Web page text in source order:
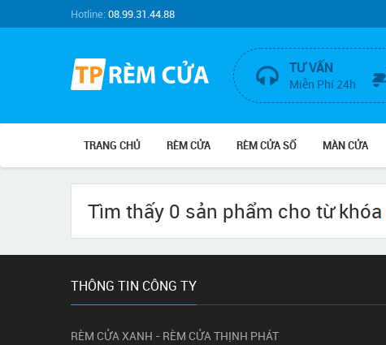
Hotline:08.99.31.44.88
TƯ VẤN
Miễn Phí 24h
TRANG CHỦ RÈM CỬA RÈM CỬA SỔ MÀN CỬA
Tìm thấy 0 sản phẩm cho từ khóa
THÔNG TIN CÔNG TY
RÈM CỬA XANH - RÈM CỬA THỊNH PHÁT